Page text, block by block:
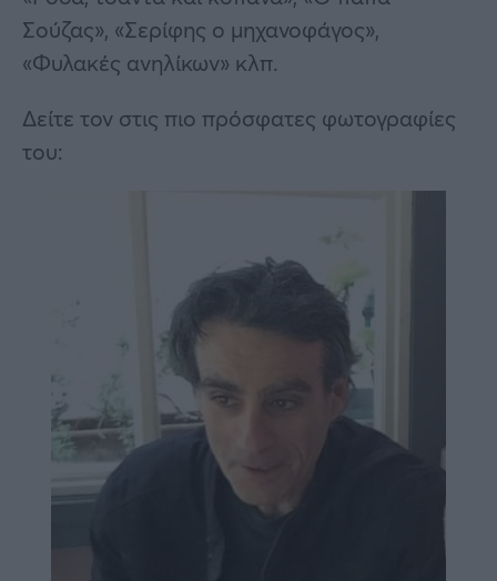
Σούζας», «Σερίφης ο μηχανοφάγος»,
«Φυλακές ανηλίκων» κλπ.
Δείτε τον στις πιο πρόσφατες φωτογραφίες
του: